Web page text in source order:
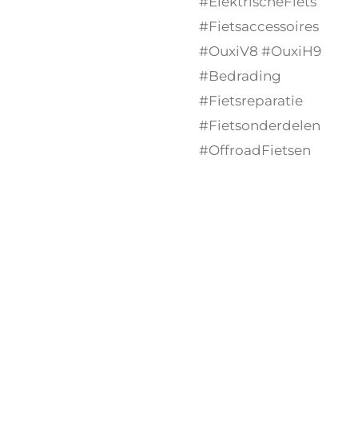
#Fietsaccessoires
#OuxiV8 #OuxiH9
#Bedrading
#Fietsreparatie
#Fietsonderdelen
#OffroadFietsen